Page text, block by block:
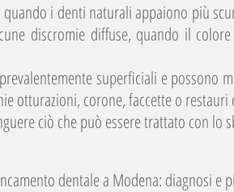
i denti naturali appaiono più
discromie diffuse, quando il
superficiali e possono
otturazioni, corone, faccette o
ciò che può essere trattato con lo
dentale a Modena: diagnosi e